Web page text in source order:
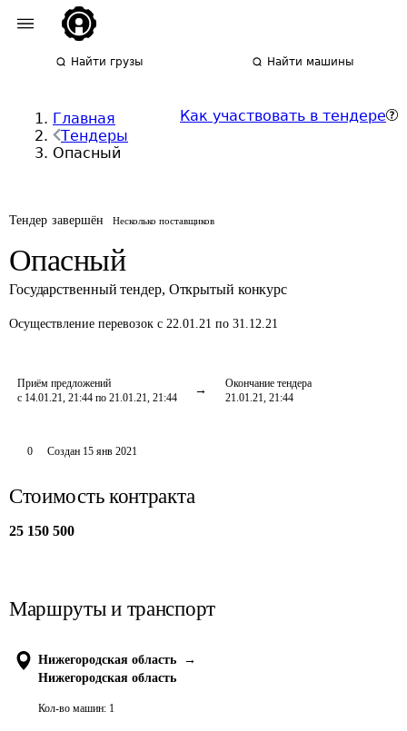
Найти грузы Найти машины
Главная
Тендеры
Опасный
Как участвовать в тендере
Тендер завершён Несколько поставщиков
Опасный
Государственный тендер, Открытый конкурс
Осуществление перевозок с 22.01.21 по 31.12.21
Приём предложений
с 14.01.21, 21:44 по 21.01.21, 21:44
Окончание тендера
21.01.21, 21:44
0 Создан 15 янв 2021
Стоимость контракта
25 150 500
Маршруты и транспорт
Нижегородская область
→
Нижегородская область
Кол-во машин: 1